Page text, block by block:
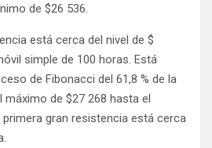
de $26 536.
está cerca del nivel de $
simple de 100 horas. Está
de Fibonacci del 61,8 % de la
máximo de $27 268 hasta el
gran resistencia está cerca